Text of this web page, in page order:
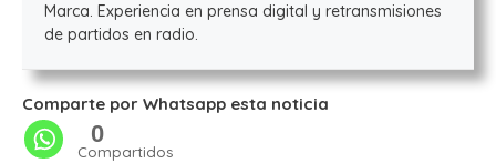
Marca. Experiencia en prensa digital y retransmisiones
de partidos en radio.
Comparte por Whatsapp esta noticia
0
Compartidos